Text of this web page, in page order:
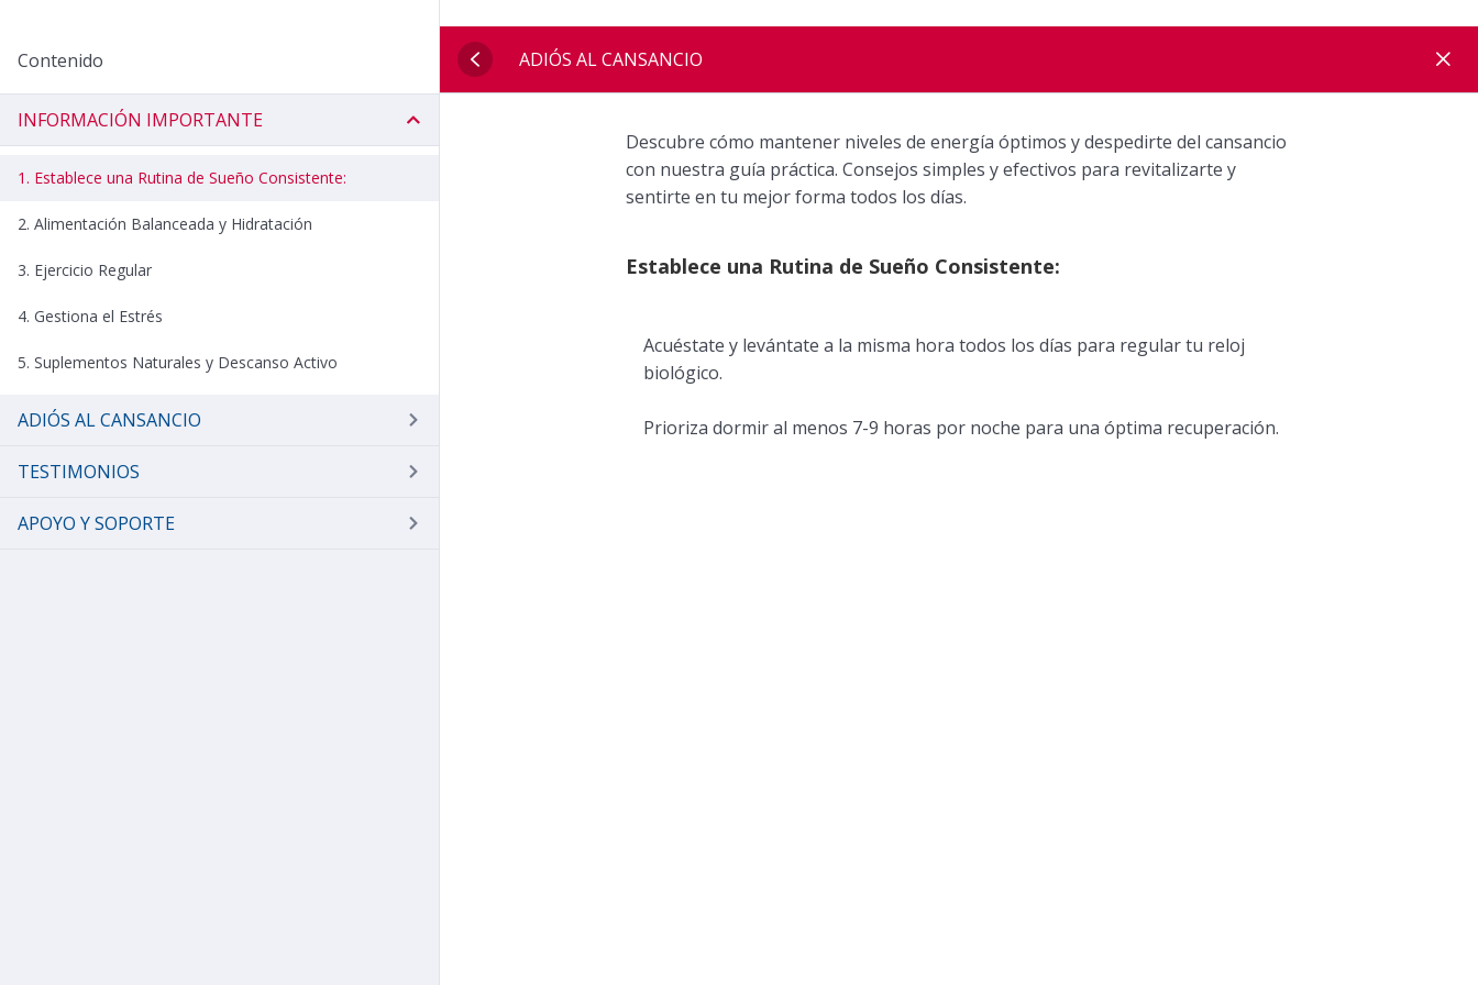
Contenido
INFORMACIÓN IMPORTANTE
1. Establece una Rutina de Sueño Consistente:
2. Alimentación Balanceada y Hidratación
3. Ejercicio Regular
4. Gestiona el Estrés
5. Suplementos Naturales y Descanso Activo
ADIÓS AL CANSANCIO
TESTIMONIOS
APOYO Y SOPORTE
ADIÓS AL CANSANCIO
Descubre cómo mantener niveles de energía óptimos y despedirte del cansancio
con nuestra guía práctica. Consejos simples y efectivos para revitalizarte y
sentirte en tu mejor forma todos los días.
Establece una Rutina de Sueño Consistente:
Acuéstate y levántate a la misma hora todos los días para regular tu reloj
biológico.
Prioriza dormir al menos 7-9 horas por noche para una óptima recuperación.